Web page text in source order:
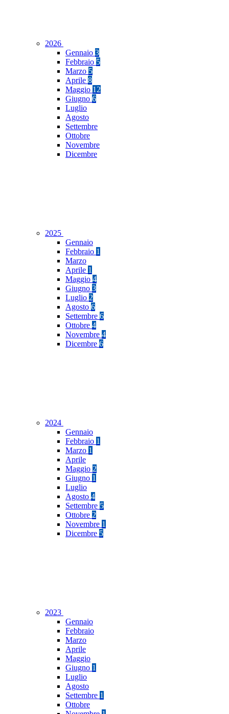
2026
Gennaio 3
Febbraio 5
Marzo 5
Aprile 8
Maggio 12
Giugno 6
Luglio
Agosto
Settembre
Ottobre
Novembre
Dicembre
2025
Gennaio
Febbraio 1
Marzo
Aprile 1
Maggio 4
Giugno 3
Luglio 2
Agosto 6
Settembre 6
Ottobre 4
Novembre 4
Dicembre 6
2024
Gennaio
Febbraio 1
Marzo 1
Aprile
Maggio 2
Giugno 1
Luglio
Agosto 4
Settembre 5
Ottobre 2
Novembre 1
Dicembre 5
2023
Gennaio
Febbraio
Marzo
Aprile
Maggio
Giugno 1
Luglio
Agosto
Settembre 1
Ottobre